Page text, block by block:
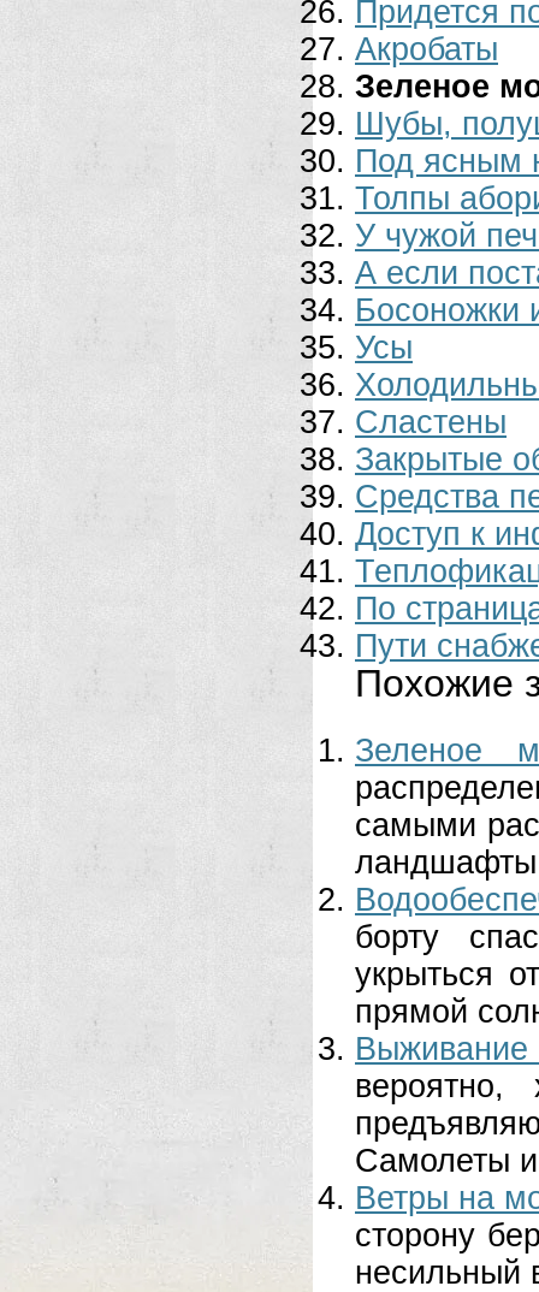
Придется
Акробаты
Зеленое
Шубы,
Под ясным
Толпы
У чужой
А если
Босоножки
Усы
Сластены
Закрытые
Средства
Доступ к
По
Пути
Похожие
Зеленое
самыми
ландшафты.
борту
укрыться
прямой
Самолеты
Ветры на
сторону
несильный